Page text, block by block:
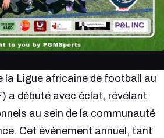
la Ligue africaine de football au
a débuté avec éclat, révélant
au sein de la communauté
Cet événement annuel, tant